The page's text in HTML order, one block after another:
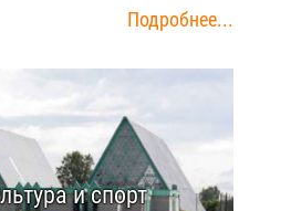
Подробнее...
и спорт